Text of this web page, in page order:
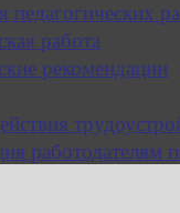
педагогических
работа
рекомендации
работодателям